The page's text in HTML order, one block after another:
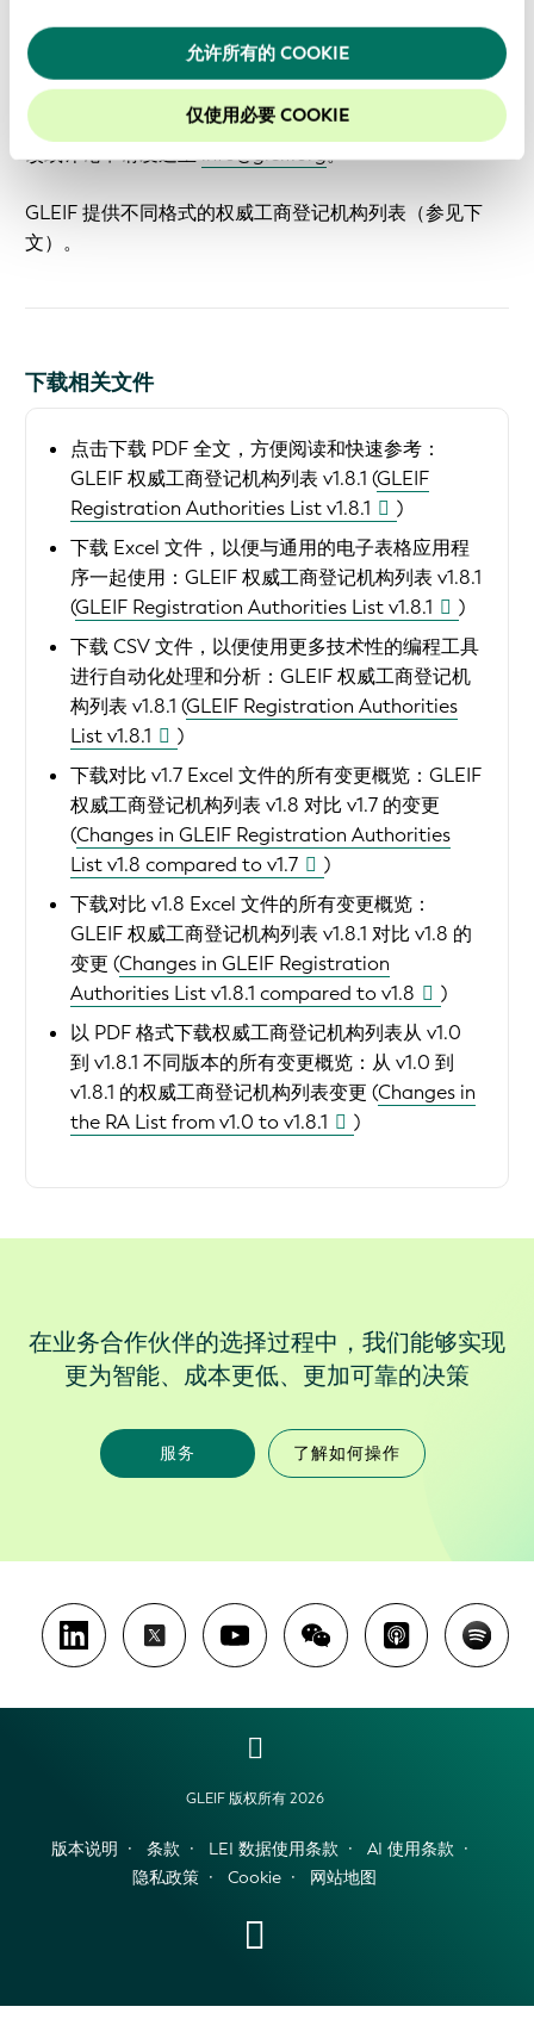
允许所有的 COOKIE
仅使用必要 COOKIE
后，LEI 发行机构都必须在有限时间范围内实施所有变
更。
GLEIF 权威工商登记机构列表将继续改进。有关本文的修
改或评论申请发送至info@gleif.org。
GLEIF 提供不同格式的权威工商登记机构列表（参见下
文）。
下载相关文件
点击下载 PDF 全文，方便阅读和快速参考：
GLEIF 权威工商登记机构列表 v1.8.1 (GLEIF
Registration Authorities List v1.8.1
)
下载 Excel 文件，以便与通用的电子表格应用程
序一起使用： GLEIF 权威工商登记机构列表 v1.8.1
(GLEIF Registration Authorities List v1.8.1
)
下载 CSV 文件，以便使用更多技术性的编程工具
进行自动化处理和分析： GLEIF 权威工商登记机
构列表 v1.8.1 (GLEIF Registration Authorities
List v1.8.1
)
下载对比 v1.7 Excel 文件的所有变更概览： GLEIF
权威工商登记机构列表 v1.8 对比 v1.7 的变更
(Changes in GLEIF Registration Authorities
List v1.8 compared to v1.7
)
下载对比 v1.8 Excel 文件的所有变更概览：
GLEIF 权威工商登记机构列表 v1.8.1 对比 v1.8 的
变更 (Changes in GLEIF Registration
Authorities List v1.8.1 compared to v1.8
)
以 PDF 格式下载权威工商登记机构列表从 v1.0
到 v1.8.1 不同版本的所有变更概览： 从 v1.0 到
v1.8.1 的权威工商登记机构列表变更 (Changes in
the RA List from v1.0 to v1.8.1
)
在业务合作伙伴的选择过程中，我们能够实现
更为智能、成本更低、更加可靠的决策
服务 了解如何操作
GLEIF 版权所有 2026
版本说明 条款 LEI 数据使用条款
AI 使用条款
隐私政策
Cookie 网站地图